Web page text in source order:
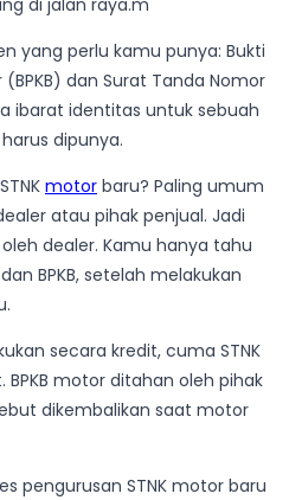
di jalan raya.m
yang perlu kamu punya: Bukti
dan Surat Tanda Nomor
ibarat identitas untuk sebuah
dipunya.
motor baru? Paling umum
atau pihak penjual. Jadi
dealer. Kamu hanya tahu
BPKB, setelah melakukan
secara kredit, cuma STNK
motor ditahan oleh pihak
dikembalikan saat motor
pengurusan STNK motor baru